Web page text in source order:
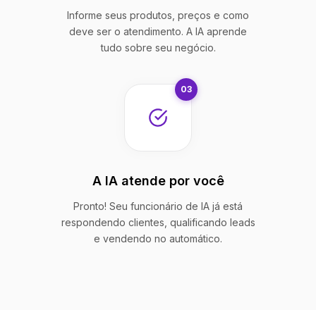
Informe seus produtos, preços e como
deve ser o atendimento. A IA aprende
tudo sobre seu negócio.
03
A IA atende por você
Pronto! Seu funcionário de IA já está
respondendo clientes, qualificando leads
e vendendo no automático.